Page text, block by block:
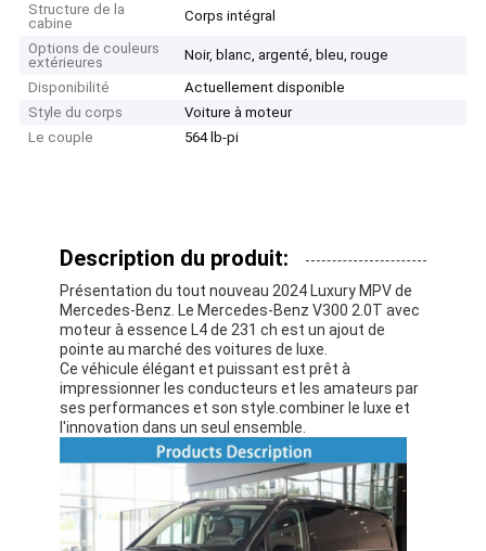
Structure de la
cabine
Corps intégral
Options de couleurs
extérieures
Noir, blanc, argenté, bleu, rouge
Disponibilité
Actuellement disponible
Style du corps
Voiture à moteur
Le couple
564 lb-pi
Description du produit:
Présentation du tout nouveau 2024 Luxury MPV de
Mercedes-Benz. Le Mercedes-Benz V300 2.0T avec
moteur à essence L4 de 231 ch est un ajout de
pointe au marché des voitures de luxe.
Ce véhicule élégant et puissant est prêt à
impressionner les conducteurs et les amateurs par
ses performances et son style.combiner le luxe et
l'innovation dans un seul ensemble.